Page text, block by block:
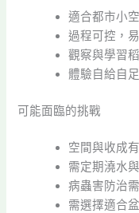
適合都市小
過程可控，
觀察與學習
體驗自給自
可能面臨的挑戰
空間與收成
需定期澆水
病蟲害防治
需選擇適合